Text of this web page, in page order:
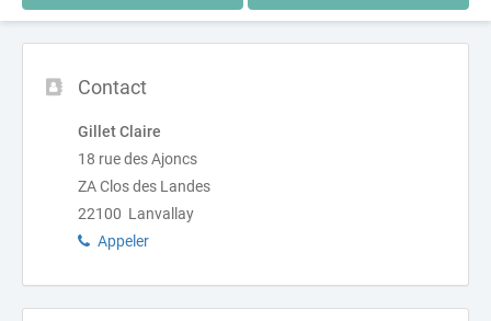
Contact
Gillet Claire
18 rue des Ajoncs
ZA Clos des Landes
22100 Lanvallay
Appeler